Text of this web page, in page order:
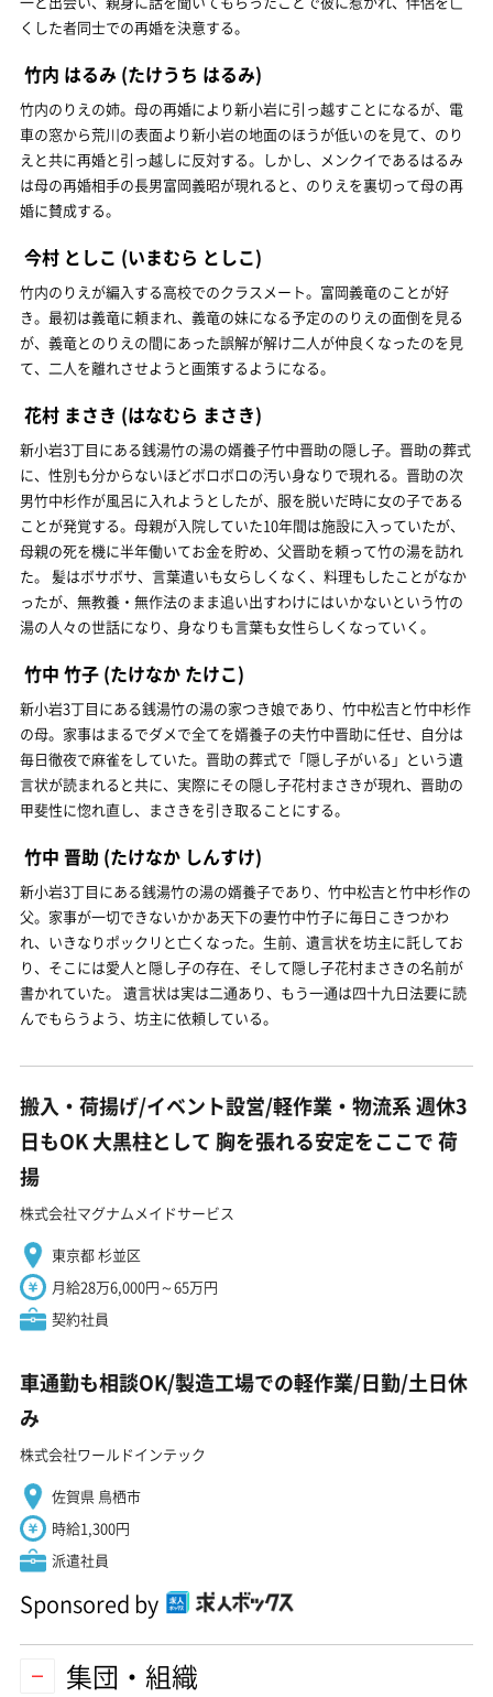
くした者同士での再婚を決意する。
竹内 はるみ (たけうち はるみ)
竹内のりえの姉。母の再婚により新小岩に引っ越すことになるが、電
車の窓から荒川の表面より新小岩の地面のほうが低いのを見て、のり
えと共に再婚と引っ越しに反対する。しかし、メンクイであるはるみ
は母の再婚相手の長男富岡義昭が現れると、のりえを裏切って母の再
婚に賛成する。
今村 としこ (いまむら としこ)
竹内のりえが編入する高校でのクラスメート。富岡義竜のことが好
き。最初は義竜に頼まれ、義竜の妹になる予定ののりえの面倒を見る
が、義竜とのりえの間にあった誤解が解け二人が仲良くなったのを見
て、二人を離れさせようと画策するようになる。
花村 まさき (はなむら まさき)
新小岩3丁目にある銭湯竹の湯の婿養子竹中晋助の隠し子。晋助の葬式
に、性別も分からないほどボロボロの汚い身なりで現れる。晋助の次
男竹中杉作が風呂に入れようとしたが、服を脱いだ時に女の子である
ことが発覚する。母親が入院していた10年間は施設に入っていたが、
母親の死を機に半年働いてお金を貯め、父晋助を頼って竹の湯を訪れ
た。 髪はボサボサ、言葉遣いも女らしくなく、料理もしたことがなか
ったが、無教養・無作法のまま追い出すわけにはいかないという竹の
湯の人々の世話になり、身なりも言葉も女性らしくなっていく。
竹中 竹子 (たけなか たけこ)
新小岩3丁目にある銭湯竹の湯の家つき娘であり、竹中松吉と竹中杉作
の母。家事はまるでダメで全てを婿養子の夫竹中晋助に任せ、自分は
毎日徹夜で麻雀をしていた。晋助の葬式で「隠し子がいる」という遺
言状が読まれると共に、実際にその隠し子花村まさきが現れ、晋助の
甲斐性に惚れ直し、まさきを引き取ることにする。
竹中 晋助 (たけなか しんすけ)
新小岩3丁目にある銭湯竹の湯の婿養子であり、竹中松吉と竹中杉作の
父。家事が一切できないかかあ天下の妻竹中竹子に毎日こきつかわ
れ、いきなりポックリと亡くなった。生前、遺言状を坊主に託してお
り、そこには愛人と隠し子の存在、そして隠し子花村まさきの名前が
書かれていた。 遺言状は実は二通あり、もう一通は四十九日法要に読
んでもらうよう、坊主に依頼している。
搬入・荷揚げ/イベント設営/軽作業・物流系 週休3
日もOK 大黒柱として 胸を張れる安定をここで 荷
揚
株式会社マグナムメイドサービス
東京都 杉並区
月給28万6,000円～65万円
契約社員
車通勤も相談OK/製造工場での軽作業/日勤/土日休
み
株式会社ワールドインテック
佐賀県 鳥栖市
時給1,300円
派遣社員
Sponsored by
集団・組織